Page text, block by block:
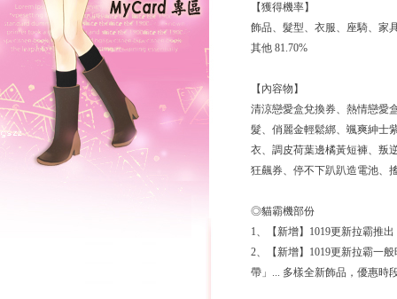
【獲得機率】
飾品、髮型、衣服、座騎、家
其他 81.70%
【內容物】
清涼戀愛盒兌換券、熱情戀愛
髮、俏麗金輕鬆綁、颯爽紳士
衣、調皮荷葉邊橘黃短褲、叛
狂飆券、停不下趴趴造電池、
◎貓霸機部份
1、【新增】1019更新拉霸推
2、【新增】1019更新拉霸一
帶」... 多樣全新飾品，優惠時